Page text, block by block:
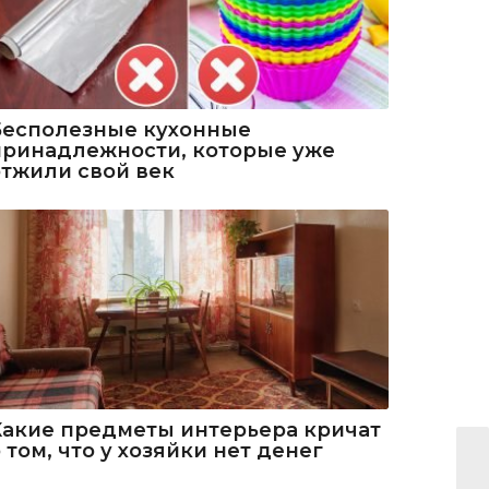
кухонные
которые уже
свой век
предметы интерьера кричат
том, что у хозяйки нет денег